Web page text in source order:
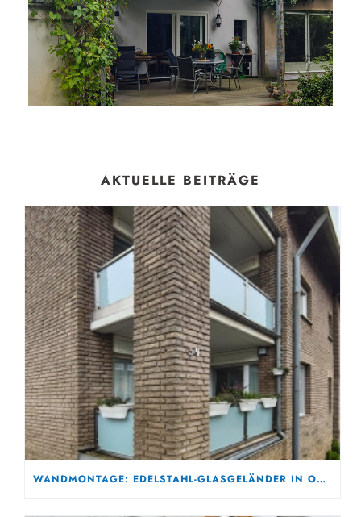
AKTUELLE BEITRÄGE
WANDMONTAGE: EDELSTAHL-GLASGELÄNDER IN OBERHAUSEN